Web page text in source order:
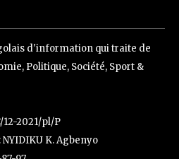
d'information qui traite de
Politique, Société, Sport &
12-2021/pl/P
K. Agbenyo